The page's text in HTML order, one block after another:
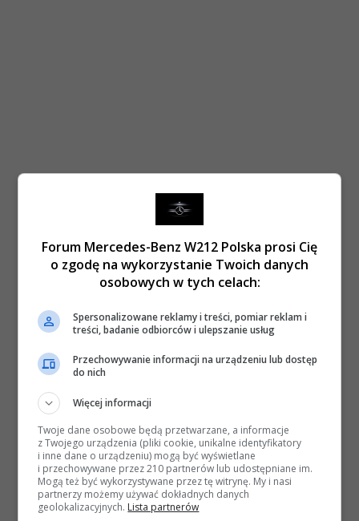
Forum Mercedes-Benz W212 Polska prosi Cię
o zgodę na wykorzystanie Twoich danych
osobowych w tych celach:
Spersonalizowane reklamy i treści, pomiar reklam i
treści, badanie odbiorców i ulepszanie usług
Przechowywanie informacji na urządzeniu lub dostęp
do nich
Więcej informacji
Twoje dane osobowe będą przetwarzane, a informacje
z Twojego urządzenia (pliki cookie, unikalne identyfikatory
i inne dane o urządzeniu) mogą być wyświetlane
i przechowywane przez 210 partnerów lub udostępniane im.
Mogą też być wykorzystywane przez tę witrynę. My i nasi
partnerzy możemy używać dokładnych danych
geolokalizacyjnych. Lista partnerów